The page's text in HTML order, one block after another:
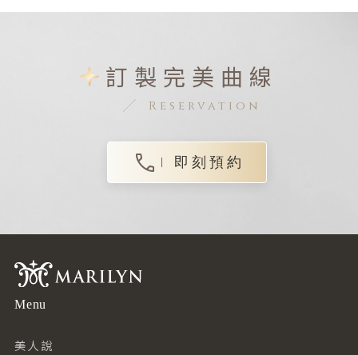
訂製完美曲線
Reservation
即刻預約
Menu
美人說